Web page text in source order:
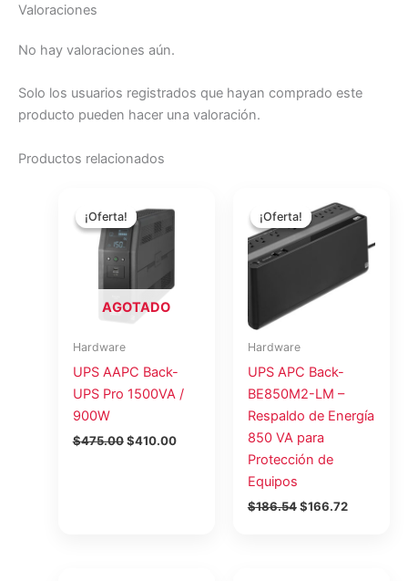
Valoraciones
No hay valoraciones aún.
Solo los usuarios registrados que hayan comprado este
producto pueden hacer una valoración.
Productos relacionados
¡Oferta!
AGOTADO
¡Oferta!
Hardware
UPS AAPC Back-
UPS Pro 1500VA /
900W
$475.00
precio
original
era:
$410.00
¡Oferta!
¡Oferta!
Hardware
UPS APC Back-
BE850M2-LM –
Respaldo de Energía
850 VA para
Protección de
Equipos
$186.54
precio
original
era:
$166.72
precio
actual
$166.72.